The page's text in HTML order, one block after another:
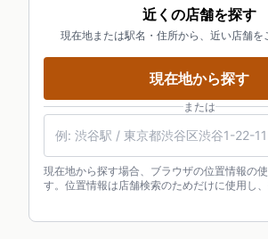
近くの店舗を探す
現在地または駅名・住所から、近い店舗を
現在地から探す
または
現在地から探す場合、ブラウザの位置情報の
す。位置情報は店舗検索のためだけに使用し、